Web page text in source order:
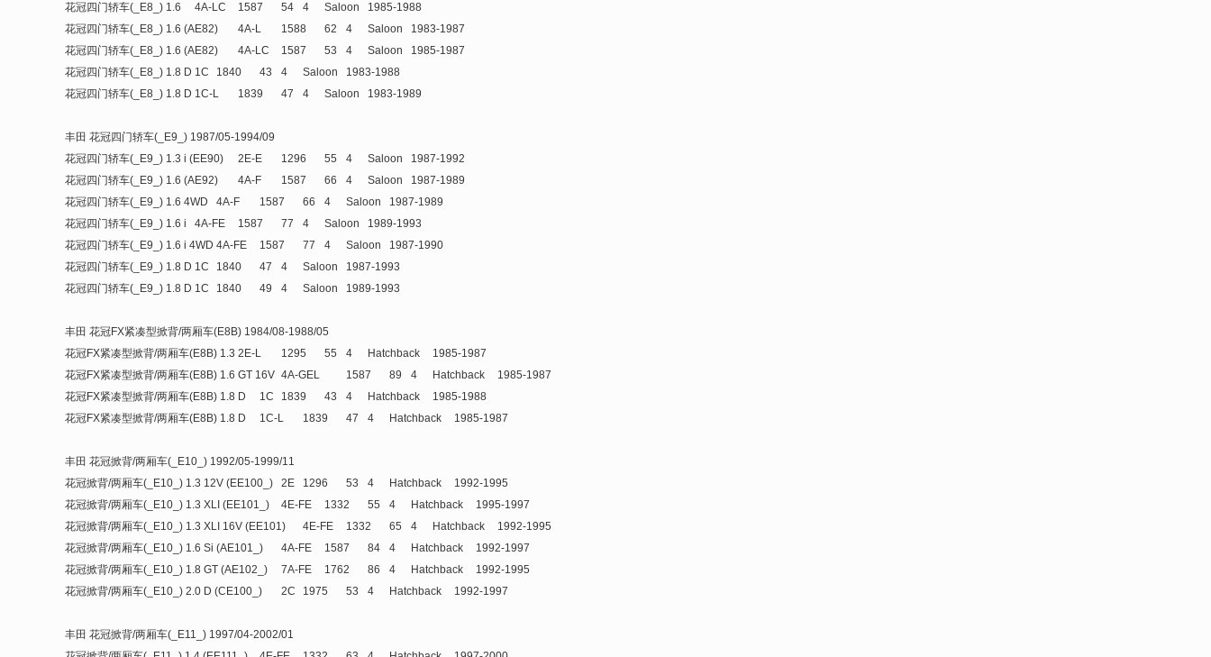
花冠四门轿车(_E8_) 1.6
4A-LC 1587 54 4 Saloon
1985-1988
花冠四门轿车(_E8_) 1.6 (AE82)
4A-L 1588 62 4 Saloon
1983-1987
花冠四门轿车(_E8_) 1.6 (AE82)
4A-LC 1587 53 4 Saloon
1985-1987
花冠四门轿车(_E8_) 1.8 D 1C 1840 43 4 Saloon
1983-1988
花冠四门轿车(_E8_) 1.8 D 1C-L 1839 47 4 Saloon 1983-1989
丰田 花冠四门轿车(_E9_) 1987/05-1994/09
花冠四门轿车(_E9_) 1.3 i (EE90)
2E-E 1296 55 4 Saloon
1987-1992
花冠四门轿车(_E9_) 1.6 (AE92)
4A-F 1587 66 4 Saloon
1987-1989
花冠四门轿车(_E9_) 1.6 4WD
4A-F 1587 66 4 Saloon
1987-1989
花冠四门轿车(_E9_) 1.6 i
4A-FE 1587 77 4 Saloon
1989-1993
花冠四门轿车(_E9_) 1.6 i 4WD 4A-FE 1587 77 4 Saloon
1987-1990
花冠四门轿车(_E9_) 1.8 D 1C 1840 47 4 Saloon
1987-1993
花冠四门轿车(_E9_) 1.8 D 1C 1840 49 4 Saloon 1989-1993
丰田 花冠FX紧凑型掀背/两厢车(E8B) 1984/08-1988/05
花冠FX紧凑型掀背/两厢车(E8B) 1.3 2E-L 1295 55 4 Hatchback
1985-1987
花冠FX紧凑型掀背/两厢车(E8B) 1.6 GT 16V 4A-GEL 1587 89 4 Hatchback
1985-1987
花冠FX紧凑型掀背/两厢车(E8B) 1.8 D
1C 1839 43 4 Hatchback
1985-1988
花冠FX紧凑型掀背/两厢车(E8B) 1.8 D
1C-L 1839 47 4 Hatchback 1985-1987
丰田 花冠掀背/两厢车(_E10_) 1992/05-1999/11
花冠掀背/两厢车(_E10_) 1.3 12V (EE100_)
2E 1296 53 4 Hatchback
1992-1995
花冠掀背/两厢车(_E10_) 1.3 XLI (EE101_)
4E-FE 1332 55 4 Hatchback
1995-1997
花冠掀背/两厢车(_E10_) 1.3 XLI 16V (EE101)
4E-FE 1332 65 4 Hatchback
1992-1995
花冠掀背/两厢车(_E10_) 1.6 Si (AE101_)
4A-FE 1587 84 4 Hatchback
1992-1997
花冠掀背/两厢车(_E10_) 1.8 GT (AE102_)
7A-FE 1762 86 4 Hatchback
1992-1995
花冠掀背/两厢车(_E10_) 2.0 D (CE100_)
2C 1975 53 4 Hatchback 1992-1997
丰田 花冠掀背/两厢车(_E11_) 1997/04-2002/01